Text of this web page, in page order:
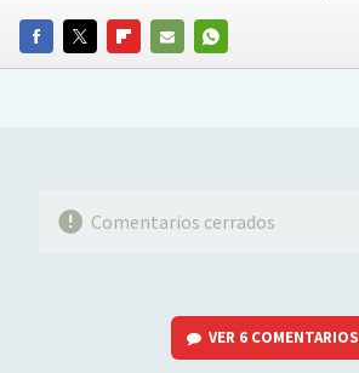
FACEBOOKTWITTERFLIPBOARD
E-
WHATSAPP
Comentarios cerrados
VER 6 COMENTARIOS